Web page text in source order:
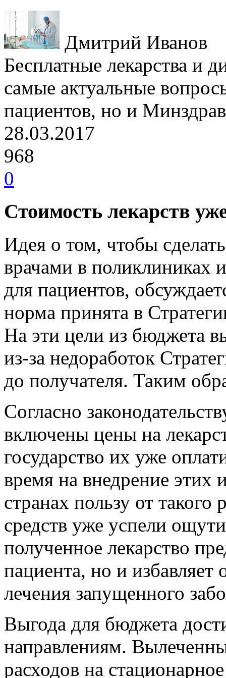
Дмитрий Иванов
Бесплатные лекарства и
самые актуальные
пациентов, но и
28.03.2017
968
0
Стоимость лекарств
Идея о том, чтобы
врачами в поликлиниках
для пациентов,
норма принята в
На эти цели из бюджета
из-за недоработок
до получателя. Таким
Согласно
включены цены на
государство их уже
время на внедрение этих
странах пользу от
средств уже успели
полученное лекарство
пациента, но и избавляет
лечения запущенного
Выгода для бюджета
направлениям.
расходов на